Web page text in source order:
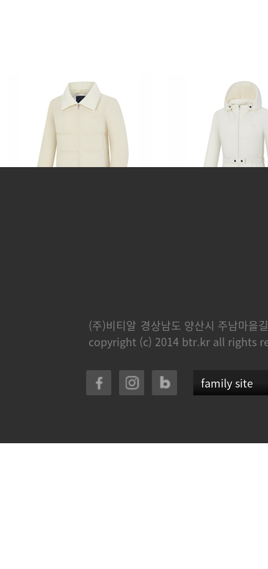
(주)비티알 경상남도 양산시 주남마을
copyright (c) 2014 btr.kr all rights
family site